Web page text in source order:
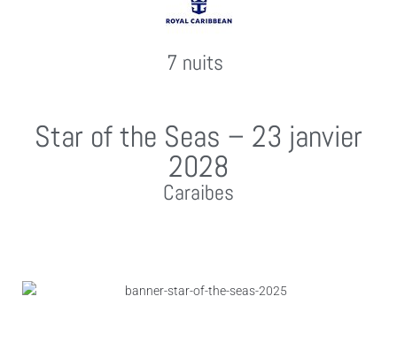
7 nuits
Star of the Seas – 23 janvier
2028
Caraibes